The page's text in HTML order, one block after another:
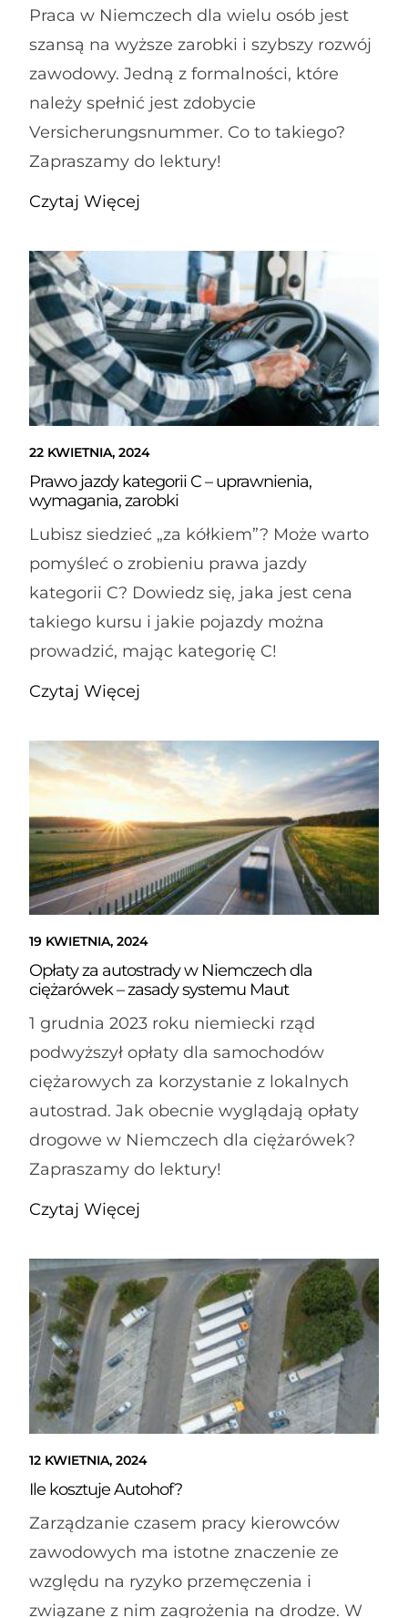
Praca w Niemczech dla wielu osób jest
szansą na wyższe zarobki i szybszy rozwój
zawodowy. Jedną z formalności, które
należy spełnić jest zdobycie
Versicherungsnummer. Co to takiego?
Zapraszamy do lektury!
Czytaj Więcej
Prawo jazdy kategorii C – uprawnienia,
wymagania, zarobki
22 KWIETNIA, 2024
Lubisz siedzieć „za kółkiem”? Może warto
pomyśleć o zrobieniu prawa jazdy
kategorii C? Dowiedz się, jaka jest cena
takiego kursu i jakie pojazdy można
prowadzić, mając kategorię C!
Czytaj Więcej
Opłaty za autostrady w Niemczech dla
ciężarówek – zasady systemu Maut
19 KWIETNIA, 2024
1 grudnia 2023 roku niemiecki rząd
podwyższył opłaty dla samochodów
ciężarowych za korzystanie z lokalnych
autostrad. Jak obecnie wyglądają opłaty
drogowe w Niemczech dla ciężarówek?
Zapraszamy do lektury!
Czytaj Więcej
Ile kosztuje Autohof?
12 KWIETNIA, 2024
Zarządzanie czasem pracy kierowców
zawodowych ma istotne znaczenie ze
względu na ryzyko przemęczenia i
związane z nim zagrożenia na drodze. W